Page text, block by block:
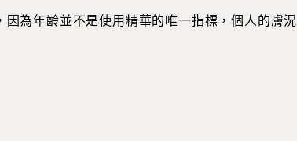
為年齡並不是使用精華的唯一指標，個人的膚況